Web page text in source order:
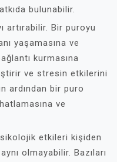
bulunabilir.
artırabilir. Bir puroyu
yaşamasına ve
kurmasına
ve stresin etkilerini
ardından bir puro
ve
etkileri kişiden
olmayabilir. Bazıları